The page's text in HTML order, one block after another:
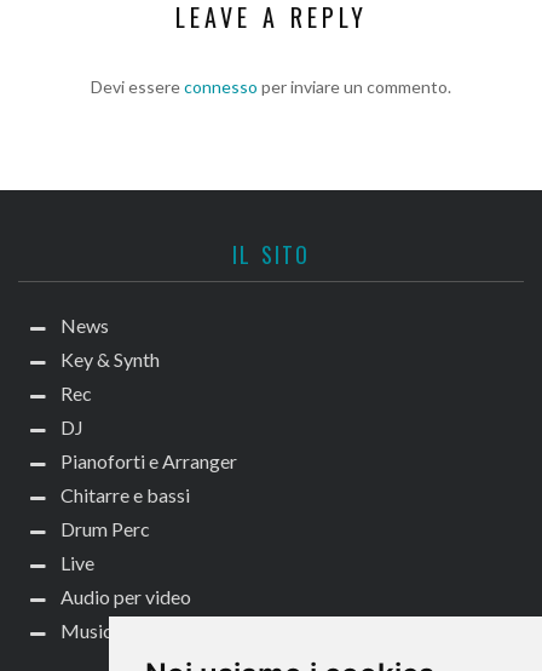
LEAVE A REPLY
Devi essereconnesso per inviare un commento.
IL SITO
News
Key & Synth
Rec
DJ
Pianoforti e Arranger
Chitarre e bassi
Drum Perc
Live
Audio per video
Music Life
CONTATTACI